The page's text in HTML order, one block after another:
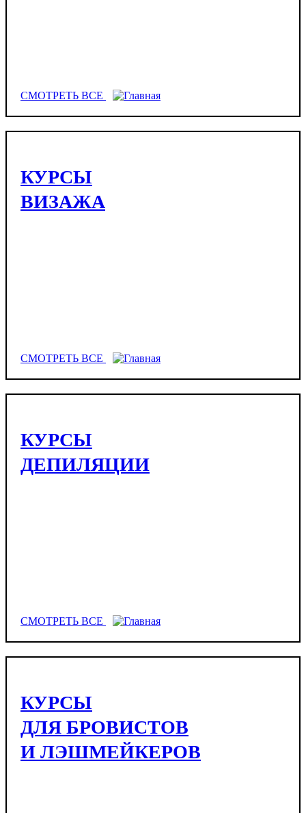
СМОТРЕТЬ ВСЕ
КУРСЫ
ВИЗАЖА
СМОТРЕТЬ ВСЕ
КУРСЫ
ДЕПИЛЯЦИИ
СМОТРЕТЬ ВСЕ
КУРСЫ
ДЛЯ БРОВИСТОВ
И ЛЭШМЕЙКЕРОВ